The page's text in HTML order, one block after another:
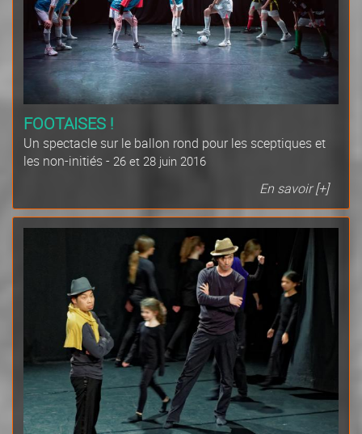
FOOTAISES !
Un spectacle sur le ballon rond pour les sceptiques et
les non-initiés - 26 et 28 juin 2016
En savoir [+]